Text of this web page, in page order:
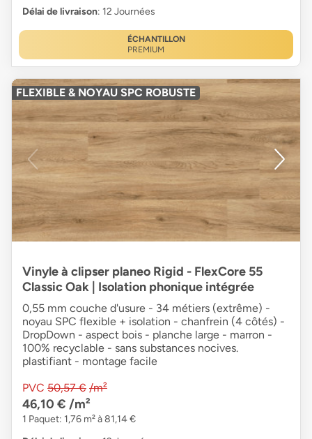
Délai de livraison: 12 Journées
ÉCHANTILLON
PREMIUM
FLEXIBLE & NOYAU SPC ROBUSTE
Vinyle à clipser planeo Rigid - FlexCore 55
Classic Oak | Isolation phonique intégrée
0,55 mm couche d'usure - 34 métiers (extrême) -
noyau SPC flexible + isolation - chanfrein (4 côtés) -
DropDown - aspect bois - planche large - marron -
100% recyclable - sans substances nocives.
plastifiant - montage facile
PVC 50,57 € /m²
46,10 € /m²
1 Paquet: 1,76 m² à 81,14 €